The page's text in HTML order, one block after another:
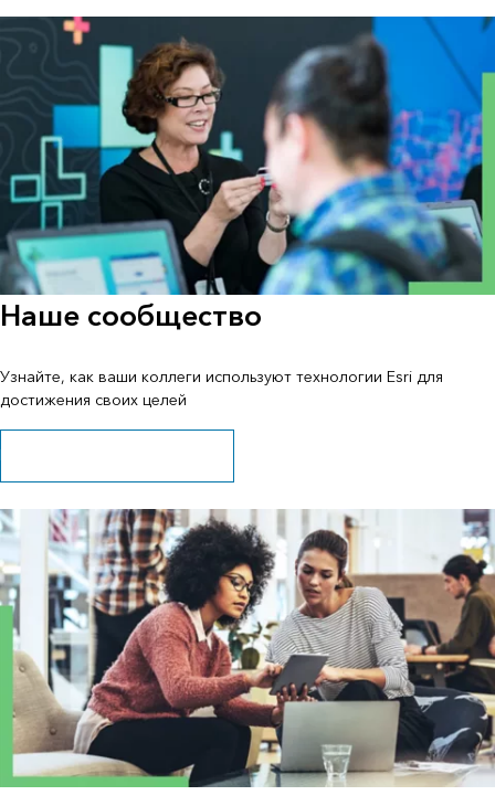
Наше сообщество
Узнайте, как ваши коллеги используют технологии Esri для
достижения своих целей
Исследуйте истории и ресурсы